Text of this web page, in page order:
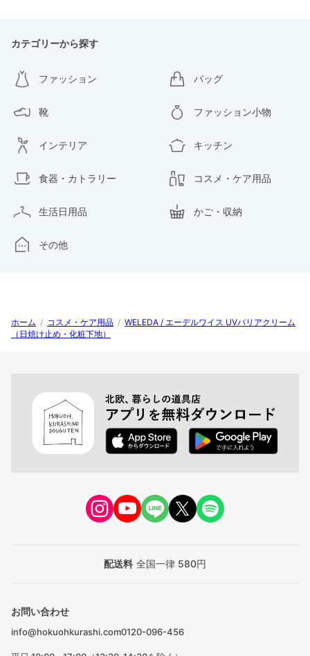
カテゴリーから探す
ファッション バッグ
靴 ファッション小物
インテリア キッチン
食器・カトラリー コスメ・ケア用品
生活日用品 かご・収納
その他
ホーム / コスメ・ケア用品 / WELEDA / エーデルワイス UVバリアクリーム
（日焼け止め・化粧下地）
配送料 全国一律 580円
お問い合わせ
info@hokuohkurashi.com0120-096-456